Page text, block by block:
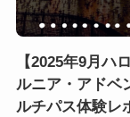
【2025年9月ハ
ルニア・アドベ
ルチパス体験レ